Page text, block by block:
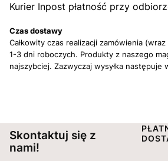
Kurier Inpost płatność przy
Czas dostawy
Całkowity czas realizacji zamówienia
1-3 dni roboczych. Produkty z naszego
najszybciej. Zazwyczaj wysyłka następuje
Skontaktuj się z
nami!